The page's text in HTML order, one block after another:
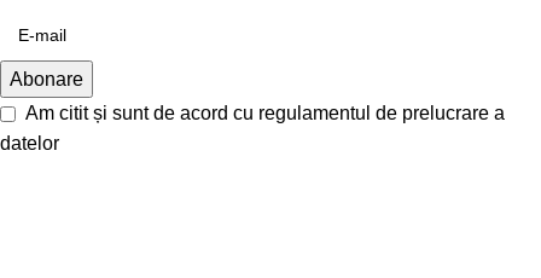
Am citit și sunt de acord cu regulamentul de prelucrare a
datelor